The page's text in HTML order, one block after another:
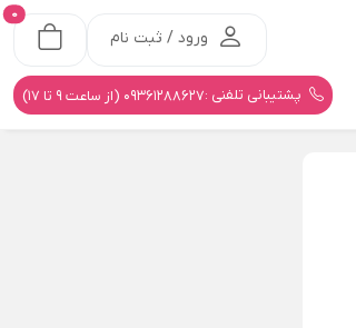
ورود / ثبت نام
0
پشتیبانی تلفنی :09361288627 (از ساعت 9 تا 17)